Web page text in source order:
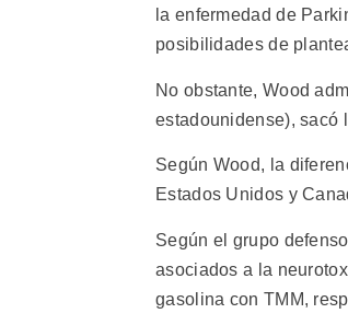
la enfermedad de
posibilidades de
No obstante, Wood
estadounidense), sacó
Según Wood, la
Estados Unidos y
Según el grupo
asociados a la
gasolina con TMM,